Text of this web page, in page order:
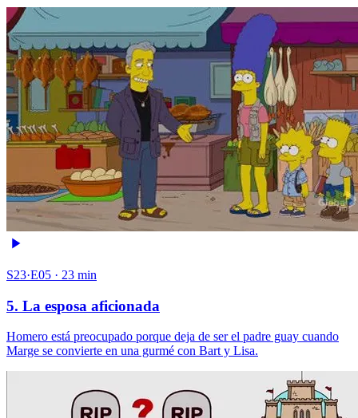
S23·E05 · 23 min
5. La esposa aficionada
Homero está preocupado porque deja de ser el padre guay cuando
Marge se convierte en una gurmé con Bart y Lisa.